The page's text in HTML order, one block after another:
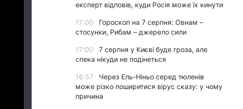
експерт відповів, куди Росія може їх кинути
17:00
Гороскоп на 7 серпня: Овнам –
стосунки, Рибам – джерело сили
17:00
7 серпня у Києві буде гроза, але
спека нікуди не подінеться
16:57
Через Ель-Ніньо серед тюленів
може різко поширитися вірус сказу: у чому
причина